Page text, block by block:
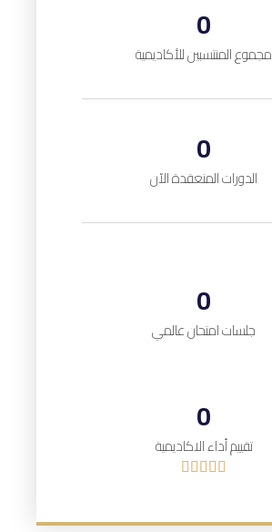
0
تقييم أداء الاكاديمية
    
0
جلسات امتحان عالمي
0
الدورات المنعقدة الآن
0
مجموع المنتسبين للأكاديمية